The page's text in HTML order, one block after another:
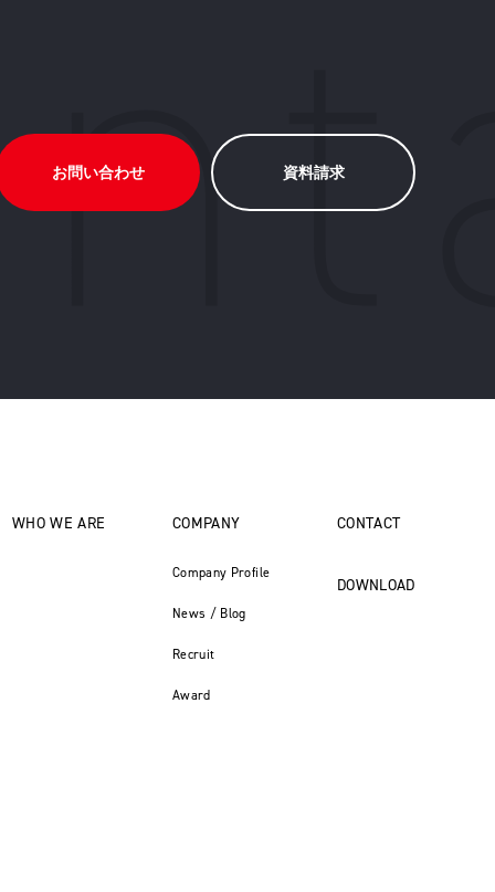
お問い合わせ 資料請求
WHO WE ARE COMPANY
Company Profile
News / Blog
Recruit
Award
CONTACT
DOWNLOAD